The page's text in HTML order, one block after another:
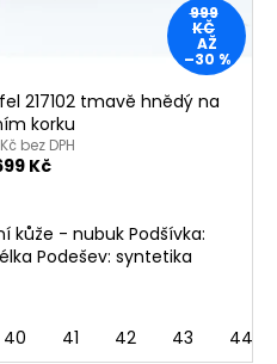
999
KČ
AŽ
–30 %
217102 tmavě hnědý na
korku
bez DPH
Kč
kůže - nubuk Podšívka:
Podešev: syntetika
40 41 42 43 44